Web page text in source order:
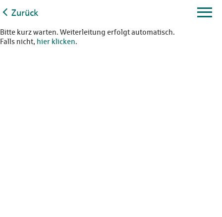
Zurück
Bitte kurz warten. Weiterleitung erfolgt automatisch.
Falls nicht, hier klicken.